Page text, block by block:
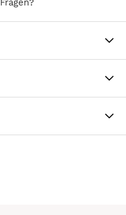
Fragen?